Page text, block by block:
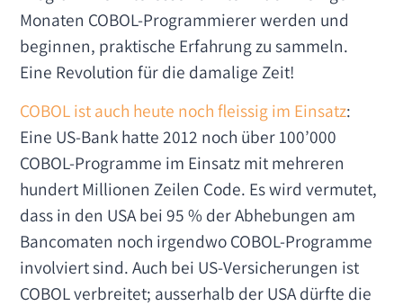
Monaten COBOL-Programmierer werden und
beginnen, praktische Erfahrung zu sammeln.
Eine Revolution für die damalige Zeit!
COBOL ist auch heute noch fleissig im Einsatz:
Eine US-Bank hatte 2012 noch über 100’000
COBOL-Programme im Einsatz mit mehreren
hundert Millionen Zeilen Code. Es wird vermutet,
dass in den USA bei 95 % der Abhebungen am
Bancomaten noch irgendwo COBOL-Programme
involviert sind. Auch bei US-Versicherungen ist
COBOL verbreitet; ausserhalb der USA dürfte die